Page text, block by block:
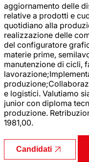
aggiornamento delle
relative a prodotti e
quotidiano alla
realizzazione delle
del configuratore
materie prime,
manutenzione di cicli,
e logistici. Valutiamo
junior con diploma
produzione.
1981,00.
Candidati